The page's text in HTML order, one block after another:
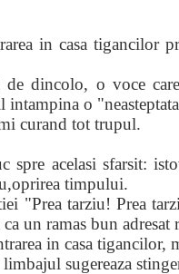
in casa tigancilor
dincolo, o voce
o
curand tot trupul.
spre acelasi sfarsit:
timpului.
"Prea tarziu! Prea
un ramas bun adresat
in casa tigancilor,
limbajul sugereaza